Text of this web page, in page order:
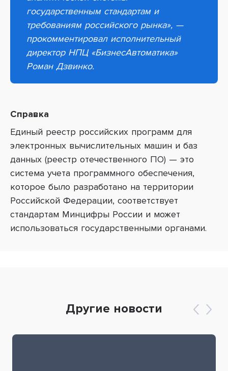
государственным стандартам и
требованиям российского рынка», —
прокомментировал исполнительный
директор НПЦ «БизнесАвтоматика»
Роман Дзвинко.
Справка
Единый реестр российских программ для
электронных вычислительных машин и баз
данных (реестр отечественного ПО) — это
система учета программного обеспечения,
которое было разработано на территории
Российской Федерации, соответствует
стандартам Минцифры России и может
использоваться государственными органами.
Другие новости